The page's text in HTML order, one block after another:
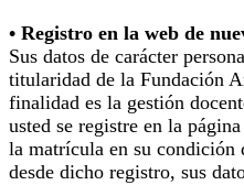
• Registro en la web de
Sus datos de carácter
titularidad de la Fundación
finalidad es la gestión
usted se registre en la
la matrícula en su condición
desde dicho registro, sus